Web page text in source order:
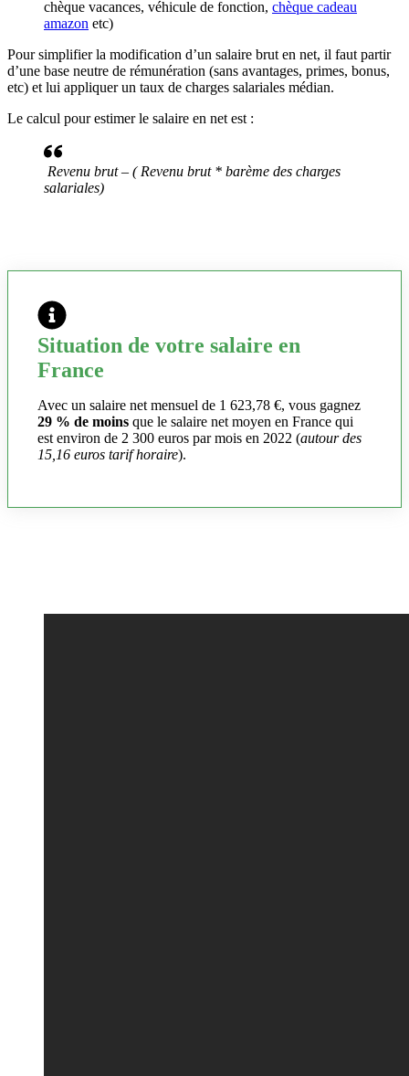
chèque vacances, véhicule de fonction, chèque cadeau
amazon etc)
Pour simplifier la modification d’un salaire brut en net, il faut partir
d’une base neutre de rémunération (sans avantages, primes, bonus,
etc) et lui appliquer un taux de charges salariales médian.
Le calcul pour estimer le salaire en net est :
Revenu brut – ( Revenu brut * barème des charges
salariales)
Situation de votre salaire en
France
Avec un salaire net mensuel de 1 623,78 €, vous gagnez
29 % de moins que le salaire net moyen en France qui
est environ de 2 300 euros par mois en 2022 (autour des
15,16 euros tarif horaire).